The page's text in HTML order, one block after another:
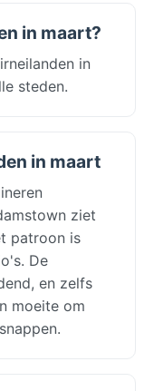
in maart?
in
steden.
in maart
ziet
patroon is
De
en zelfs
moeite om